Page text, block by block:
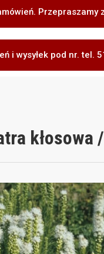
Przepraszamy
i wysyłek pod nr. tel.
kłosowa